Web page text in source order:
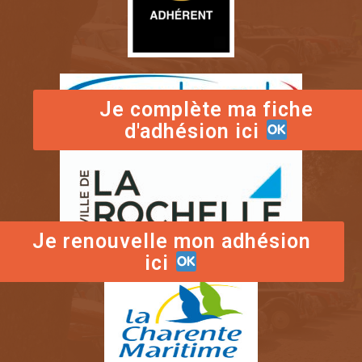
Je renouvelle mon adhésion
ici
Je complète ma fiche
d'adhésion ici